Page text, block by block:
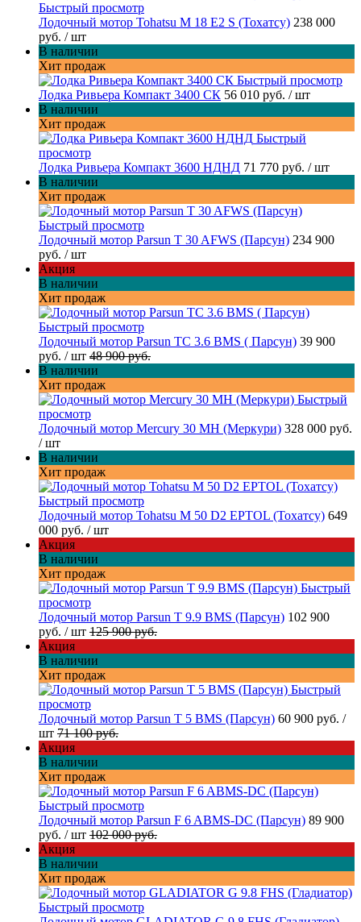
Быстрый просмотр
Лодочный мотор Tohatsu M 18 E2 S (Тохатсу) 238 000
руб. / шт
В наличии
Хит продаж
Быстрый просмотр
Лодка Ривьера Компакт 3400 СК 56 010 руб. / шт
В наличии
Хит продаж
Быстрый
просмотр
Лодка Ривьера Компакт 3600 НДНД 71 770 руб. / шт
В наличии
Хит продаж
Быстрый просмотр
Лодочный мотор Parsun T 30 AFWS (Парсун) 234 900
руб. / шт
Акция
В наличии
Хит продаж
Быстрый просмотр
Лодочный мотор Parsun TC 3.6 BMS ( Парсун) 39 900
руб. / шт 48 900 руб.
В наличии
Хит продаж
Быстрый
просмотр
Лодочный мотор Mercury 30 MH (Меркури) 328 000 руб.
/ шт
В наличии
Хит продаж
Быстрый просмотр
Лодочный мотор Tohatsu M 50 D2 EPTOL (Тохатсу) 649
000 руб. / шт
Акция
В наличии
Хит продаж
Быстрый
просмотр
Лодочный мотор Parsun T 9.9 BMS (Парсун) 102 900
руб. / шт 125 900 руб.
Акция
В наличии
Хит продаж
Быстрый
просмотр
Лодочный мотор Parsun T 5 BMS (Парсун) 60 900 руб. /
шт 71 100 руб.
Акция
В наличии
Хит продаж
Быстрый просмотр
Лодочный мотор Parsun F 6 ABMS-DC (Парсун) 89 900
руб. / шт 102 000 руб.
Акция
В наличии
Хит продаж
Быстрый просмотр